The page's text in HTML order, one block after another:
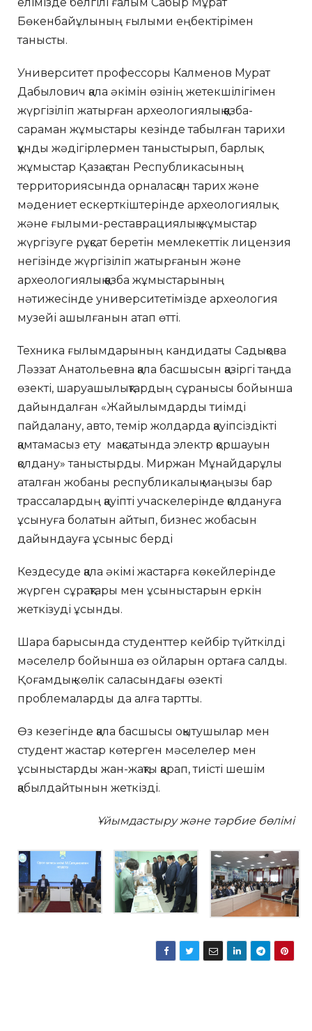
Бөкенбайұлының ғылыми еңбектірімен
танысты.
Университет профессоры Калменов Мурат
Дабылович қала әкімін өзінің жетекшілігімен
жүргізіліп жатырған археологиялық қазба-
сараман жұмыстары кезінде табылған тарихи
құнды жәдігірлермен таныстырып, барлық
жұмыстар Қазақстан Республикасының
территориясында орналасқан тарих және
мәдениет ескерткіштерінде археологиялық
және ғылыми-реставрациялық жұмыстар
жүргізуге рұқсат беретін мемлекеттік лицензия
негізінде жүргізіліп жатырғанын және
археологиялық қазба жұмыстарының
нәтижесінде университетімізде археология
музейі ашылғанын атап өтті.
Техника ғылымдарының кандидаты Садықова
Ләззат Анатольевна қала басшысын қазіргі таңда
өзекті, шаруашылықтардың сұранысы бойынша
дайындалған «Жайылымдарды тиімді
пайдалану, авто, темір жолдарда қауіпсіздікті
қамтамасыз ету мақсатында электр қоршауын
қолдану» таныстырды. Миржан Мұнайдарұлы
аталған жобаны республикалық маңызы бар
трассалардың қауіпті учаскелерінде қолдануға
ұсынуға болатын айтып, бизнес жобасын
дайындауға ұсыныс берді
Кездесуде қала әкімі жастарға көкейлерінде
жүрген сұрақтары мен ұсыныстарын еркін
жеткізуді ұсынды.
Шара барысында студенттер кейбір түйткілді
мәселелр бойынша өз ойларын ортаға салды.
Қоғамдық көлік саласындағы өзекті
проблемаларды да алға тартты.
Өз кезегінде қала басшысы оқытушылар мен
студент жастар көтерген мәселелер мен
ұсыныстарды жан-жақты қарап, тиісті шешім
қабылдайтынын жеткізді.
Ұйымдастыру және тәрбие бөлімі